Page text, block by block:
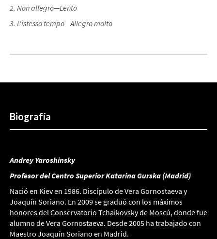
2. Non allegro—Lento
3. L'istesso tempo—Allegro molto
Biografía
Andrey Yaroshinsky
Profesor del Centro Superior Katarina Gurska (Madrid)
Nació en Kiev en 1986. Discípulo de Vera Gornostaeva y
Joaquín Soriano. En 2009 se graduó con los máximos
honores del Conservatorio Tchaikovsky de Moscú, donde fue
alumno de Vera Gornostaeva. Desde 2005 ha trabajado con
Maestro Joaquín Soriano en Madrid.